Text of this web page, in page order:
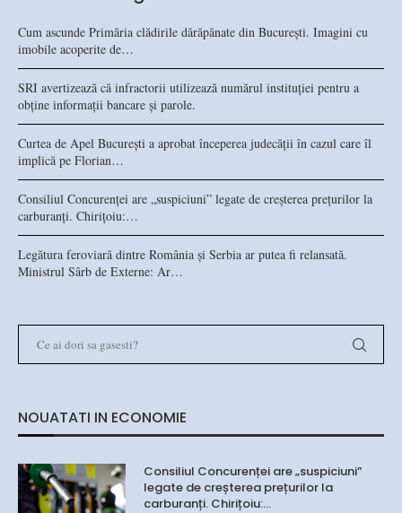
Cum ascunde Primăria clădirile dărăpănate din București. Imagini cu
imobile acoperite de…
SRI avertizează că infractorii utilizează numărul instituției pentru a
obține informații bancare și parole.
Curtea de Apel București a aprobat începerea judecății în cazul care îl
implică pe Florian…
Consiliul Concurenței are „suspiciuni” legate de creșterea prețurilor la
carburanți. Chirițoiu:…
Legătura feroviară dintre România și Serbia ar putea fi relansată.
Ministrul Sârb de Externe: Ar…
NOUATATI IN ECONOMIE
Consiliul Concurenței are „suspiciuni”
legate de creșterea prețurilor la
carburanți. Chirițoiu:…